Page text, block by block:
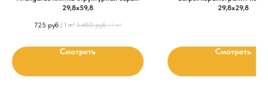
29,8х59,8
725 руб / 1 m² 1 450 руб / 1 m²
Смотреть
29,8х29,8
Смотреть